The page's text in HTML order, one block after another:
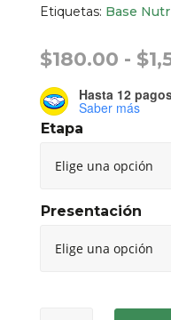
Etiquetas: Base
$180.00 - $
Hasta 12
Saber más
Etapa
Presentación